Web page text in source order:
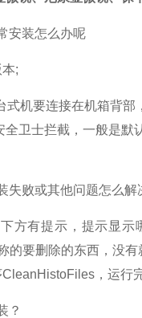
安装怎么办呢
;
机要连接在机箱背部
卫士拦截，一般是默
失败或其他问题怎么解
方有提示，提示显
的要删除的东西，没
，运行
？